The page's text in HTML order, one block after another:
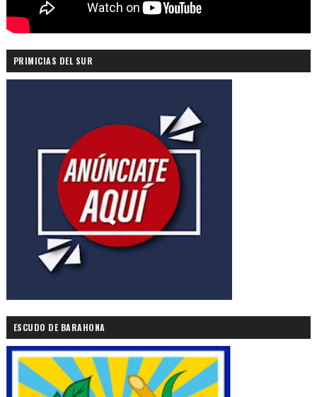
PRIMICIAS DEL SUR
ESCUDO DE BARAHONA